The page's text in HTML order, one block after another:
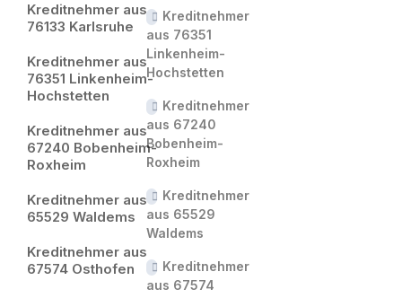
Kreditnehmer aus
76133 Karlsruhe
Kreditnehmer aus
76351 Linkenheim-
Hochstetten
Kreditnehmer aus
67240 Bobenheim-
Roxheim
Kreditnehmer aus
65529 Waldems
Kreditnehmer aus
67574 Osthofen
Kreditnehmer
aus 76351
Linkenheim-
Hochstetten
Kreditnehmer
aus 67240
Bobenheim-
Roxheim
Kreditnehmer
aus 65529
Waldems
Kreditnehmer
aus 67574